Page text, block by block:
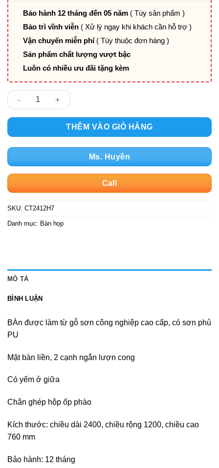
Bảo hành 12 tháng đến 05 năm ( Tùy sản phẩm )
Bảo trì vĩnh viễn ( Xử lý ngay khi khách cần hỗ trợ )
Vận chuyển miễn phí ( Tùy thuộc đơn hàng )
Sản phẩm chất lượng vượt bậc
Luôn có nhiều ưu đãi tặng kèm
CT2412H7 số lượng
THÊM VÀO GIỎ HÀNG
Ms. Huyền
Call
SKU: CT2412H7
Danh mục: Bàn họp
MÔ TẢ
BÌNH LUẬN
BÀn được làm từ gỗ sơn công nghiệp cao cấp, có sơn phủ
PU
Mặt bàn liền, 2 cạnh ngắn lượn cong
Có yếm ở giữa
Chân ghép hộp ốp phào
Kích thước: chiều dài 2400, chiều rộng 1200, chiều cao
760 mm
Bảo hành: 12 tháng